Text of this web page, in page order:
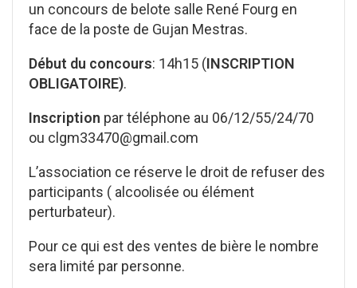
un concours de belote salle René Fourg en
face de la poste de Gujan Mestras.
Début du concours: 14h15 (INSCRIPTION
OBLIGATOIRE).
Inscription par téléphone au 06/12/55/24/70
ou clgm33470@gmail.com
L’association ce réserve le droit de refuser des
participants ( alcoolisée ou élément
perturbateur).
Pour ce qui est des ventes de bière le nombre
sera limité par personne.